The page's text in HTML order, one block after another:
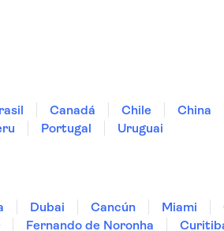
Canadá Chile China
Portugal
Uruguai
Dubai Cancún Miami
Fernando de Noronha